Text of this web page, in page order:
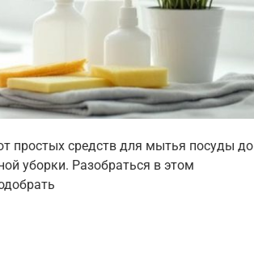
простых средств для мытья посуды до
уборки. Разобраться в этом